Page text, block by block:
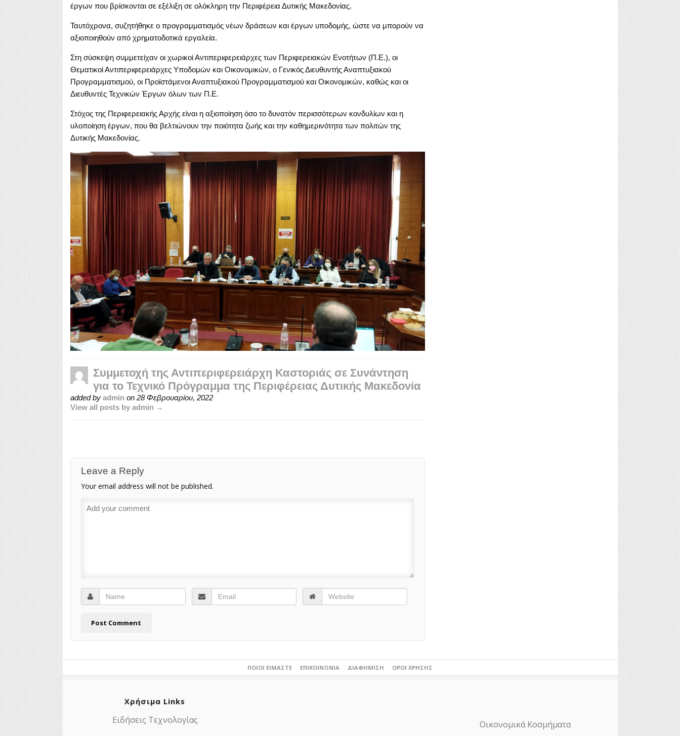
έργων που βρίσκονται σε εξέλιξη σε ολόκληρη την Περιφέρεια Δυτικής Μακεδονίας.
Ταυτόχρονα, συζητήθηκε ο προγραμματισμός νέων δράσεων και έργων υποδομής, ώστε να μπορούν να
αξιοποιηθούν από χρηματοδοτικά εργαλεία.
Στη σύσκεψη συμμετείχαν οι χωρικοί Αντιπεριφερειάρχες των Περιφερειακών Ενοτήτων (Π.Ε.), οι
Θεματικοί Αντιπεριφερειάρχες Υποδομών και Οικονομικών, ο Γενικός Διευθυντής Αναπτυξιακού
Προγραμματισμού, οι Προϊστάμενοι Αναπτυξιακού Προγραμματισμού και Οικονομικών, καθώς και οι
Διευθυντές Τεχνικών Έργων όλων των Π.Ε.
Στόχος της Περιφερειακής Αρχής είναι η αξιοποίηση όσο το δυνατόν περισσότερων κονδυλίων και η
υλοποίηση έργων, που θα βελτιώνουν την ποιότητα ζωής και την καθημερινότητα των πολιτών της
Δυτικής Μακεδονίας.
Συμμετοχή της Αντιπεριφερειάρχη Καστοριάς σε Συνάντηση
για το Τεχνικό Πρόγραμμα της Περιφέρειας Δυτικής Μακεδονία
added by adminon 28 Φεβρουαρίου, 2022
View all posts by admin →
Leave a Reply
Your email address will not be published.
ΠΟΙΟΙ ΕΊΜΑΣΤΕ ΕΠΙΚΟΙΝΩΝΊΑ ΔΙΑΦΉΜΙΣΗ ΌΡΟΙ ΧΡΉΣΗΣ
Χρήσιμα Links
Ειδήσεις Τεχνολογίας Οικονομικά Κοσμήματα